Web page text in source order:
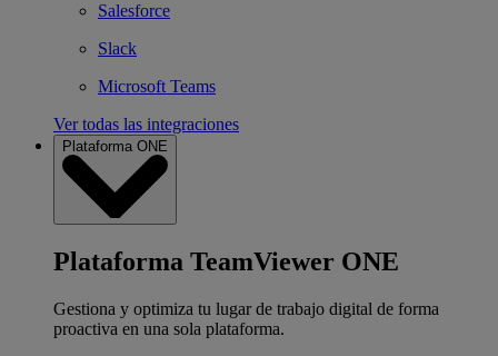
Salesforce
Slack
Microsoft Teams
Ver todas las integraciones
Plataforma ONE
Plataforma TeamViewer ONE
Gestiona y optimiza tu lugar de trabajo digital de forma
proactiva en una sola plataforma.